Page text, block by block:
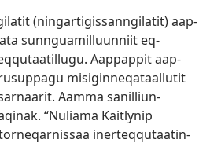
(ningar­tigis­san­ngilatit) aap­
sun­nguamil­luun­niit eq­
Aap­pap­pit aap­
misigin­neqataal­lutit
Aam­ma sanil­liun­
“Nuliama Kaitlynip
iner­teq­qutaatin­